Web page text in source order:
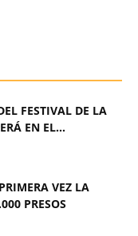
FESTIVAL DE LA
EN EL...
VEZ LA
PRESOS